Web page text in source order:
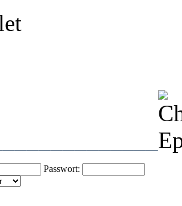
Passwort: